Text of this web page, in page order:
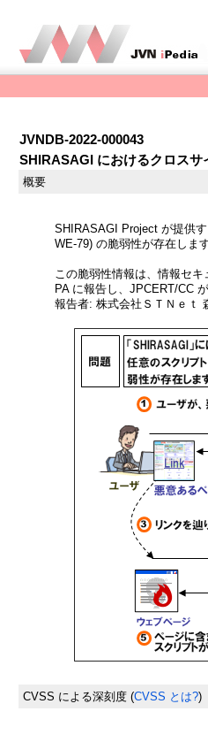
JVNDB-2022-000043
SHIRASAGI におけるクロス
概要
SHIRASAGI Project が提供
WE-79) の脆弱性が存在します
この脆弱性情報は、情報セ
PA に報告し、JPCERT/CC
報告者: 株式会社ＳＴＮｅｔ
CVSS による深刻度 (CVSS とは?)